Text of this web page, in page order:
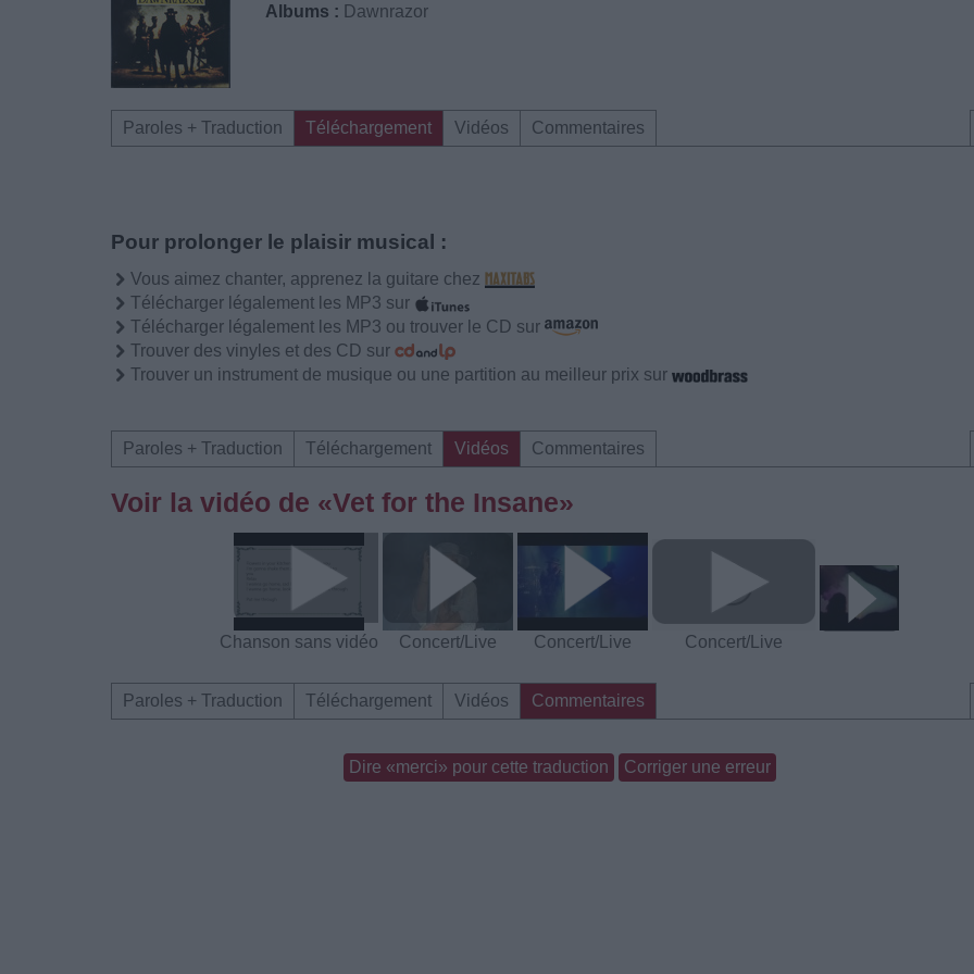
Albums : Dawnrazor
Paroles + Traduction Téléchargement Vidéos Commentaires
Pour prolonger le plaisir musical :
Vous aimez chanter, apprenez la guitare chez
Télécharger légalement les MP3 sur
Télécharger légalement les MP3 ou trouver le CD sur
Trouver des vinyles et des CD sur
Trouver un instrument de musique ou une partition au meilleur prix sur
Paroles + Traduction Téléchargement Vidéos Commentaires
Voir la vidéo de «Vet for the Insane»
Chanson sans vidéo Concert/Live Concert/Live Concert/Live
Paroles + Traduction Téléchargement Vidéos Commentaires
Dire «merci» pour cette traduction Corriger une erreur